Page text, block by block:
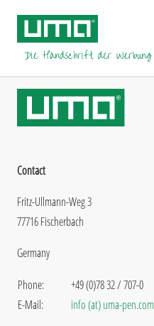
Contact
Fritz-Ullmann-Weg 3
77716 Fischerbach
Germany
Phone:
E-Mail:
+49 (0)78 32 / 707-0
info (at) uma-pen.com